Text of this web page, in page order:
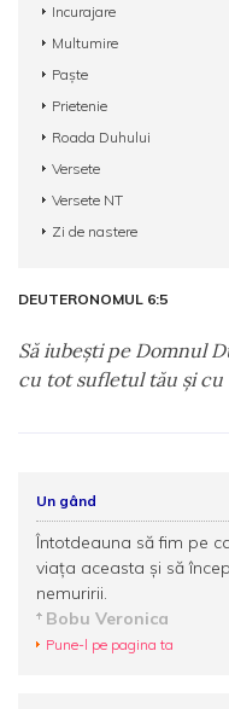
Incurajare
Multumire
Paște
Prietenie
Roada Duhului
Versete
Versete NT
Zi de nastere
DEUTERONOMUL 6:5
Să iubeşti pe Domnul
cu tot sufletul tău şi cu
Un gând
Întotdeauna să fim pe
viața aceasta şi să
nemuririi.
Bobu Veronica
Pune-l pe pagina ta